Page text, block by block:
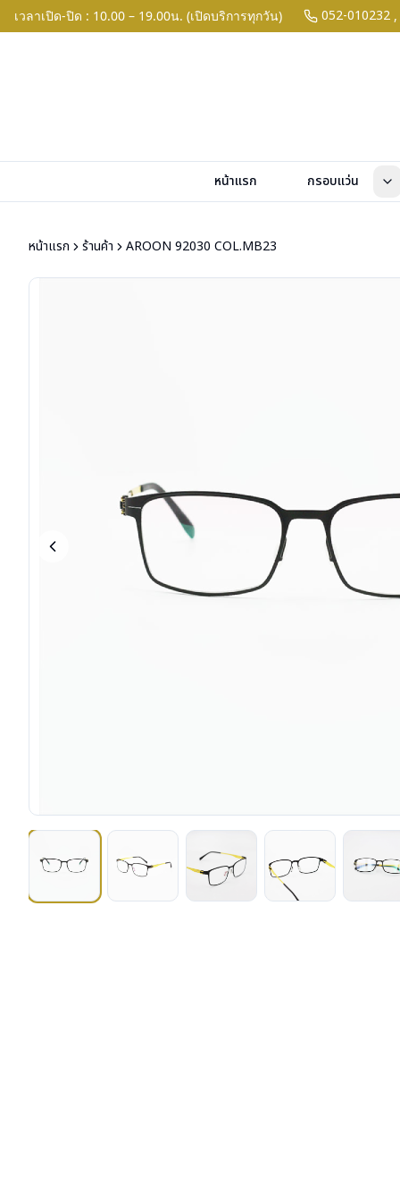
เวลาเปิด-ปิด : 10.00 – 19.00น. (เปิดบริการทุกวัน) 052-010232 ,
หน้าแรก กรอบแว่น
หน้าแรก ร้านค้า AROON 92030 COL.MB23